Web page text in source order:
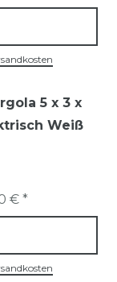
5 x 3 x
Weiß
€ *